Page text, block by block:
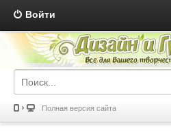
Войти
Полная версия сайта